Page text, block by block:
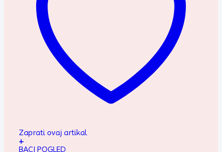
Zaprati ovaj artikal
+
BACI POGLED